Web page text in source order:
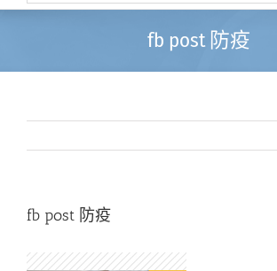
fb post 防疫
fb post 防疫